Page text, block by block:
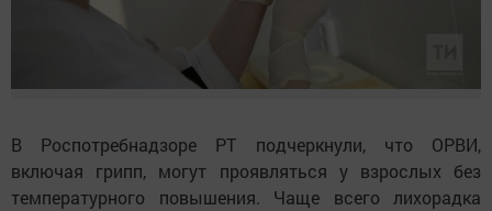
В Роспотребнадзоре РТ подчеркнули, что ОРВИ,
включая грипп, могут проявляться у взрослых без
температурного повышения. Чаще всего лихорадка